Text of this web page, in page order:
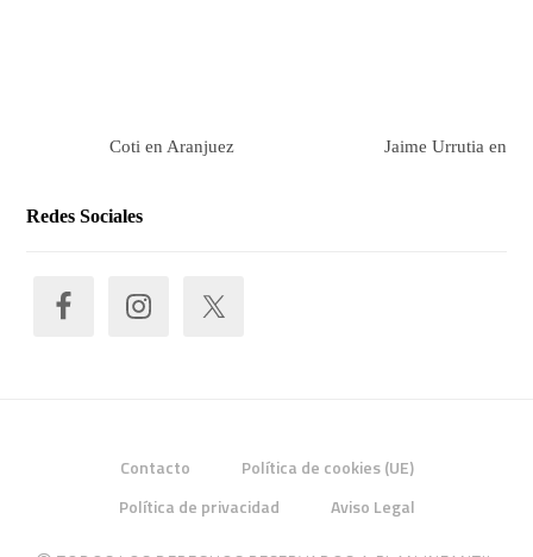
Coti en Aranjuez Jaime Urrutia en
Redes Sociales
Contacto
Política de cookies (UE)
Política de privacidad
Aviso Legal